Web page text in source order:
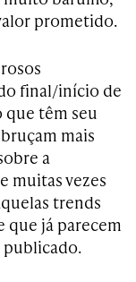
prometido.
final/início de
que têm seu
mais
a
muitas vezes
trends
que já parecem
publicado.